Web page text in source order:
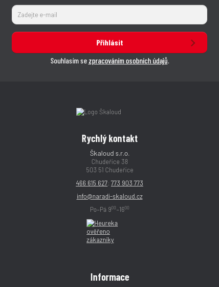
Přihlásit
Souhlasím se zpracováním osobních údajů.
Rychlý kontakt
Škaloud s.r.o.
Chudeřice 38
503 51 Chudeřice
466 615 627; 773 903 773
info@naradi-skaloud.cz
Po–Pá 900–1600
Informace